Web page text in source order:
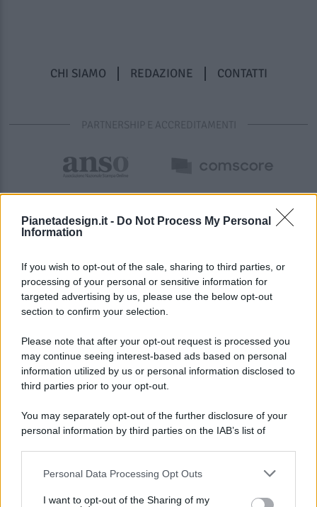
Pianetadesign.it - Do Not Process My Personal
Information
If you wish to opt-out of the sale, sharing to third parties, or
processing of your personal or sensitive information for
targeted advertising by us, please use the below opt-out
section to confirm your selection.
Please note that after your opt-out request is processed you
may continue seeing interest-based ads based on personal
information utilized by us or personal information disclosed to
third parties prior to your opt-out.
You may separately opt-out of the further disclosure of your
personal information by third parties on the IAB’s list of
This information may also be disclosed by us to third parties
Personal Data Processing Opt Outs
I want to opt-out of the Sharing of my
CHI SIAMO REDAZIONE CONTATTI
PARTNERSHIP E ACCREDITAMENTI
© 2026 - Pianeta Design - P.IVA 04827280654 - Testata
Registrata Al Tribunale Di Nocera Inferiore N. 8/2020 - RG N.
ISCRIZIONE AL ROC N. 35792 – ISCRITTA ALL’ANSO
(ASSOCIAZIONE NAZIONALE STAMPA ONLINE)
PREFERENZE PRIVACY